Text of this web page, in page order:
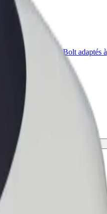
Bolt for Business
Produits et services Bolt adaptés à
votre entreprise